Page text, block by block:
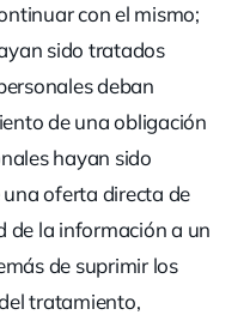
con el mismo;
sido tratados
deban
de una obligación
hayan sido
oferta directa de
de la información a un
de suprimir los
tratamiento,